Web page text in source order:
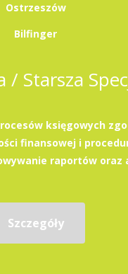
Ostrzeszów
Bilfinger
księgowych
finansowej i
raportów oraz
Szczegóły